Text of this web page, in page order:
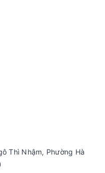
Thì Nhậm, Phường Hà